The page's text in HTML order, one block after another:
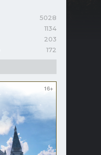
5028
1134
203
172